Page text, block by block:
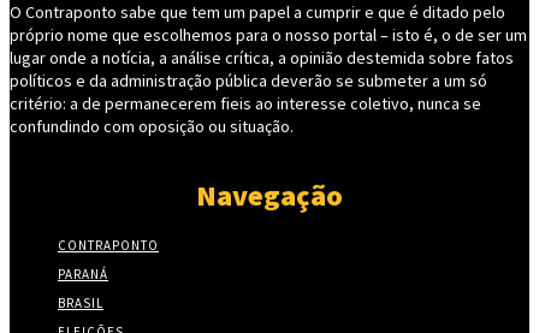
O Contraponto sabe que tem um papel a cumprir e que é ditado pelo
próprio nome que escolhemos para o nosso portal – isto é, o de ser um
lugar onde a notícia, a análise crítica, a opinião destemida sobre fatos
políticos e da administração pública deverão se submeter a um só
critério: a de permanecerem fieis ao interesse coletivo, nunca se
confundindo com oposição ou situação.
Navegação
CONTRAPONTO
PARANÁ
BRASIL